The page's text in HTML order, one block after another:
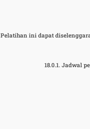
Pelatihan ini dapat
Jadwal